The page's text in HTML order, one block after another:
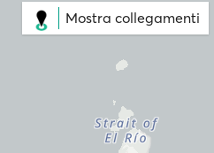
Mostra collegamenti